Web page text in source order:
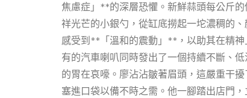
焦慮症」**的深層恐懼。新鮮蒜頭每公斤
祥光芒的小銀勺，從缸底撈起一坨濃稠的
感受到**「溫和的震動」**，以助其在精
有的汽車喇叭同時發出了一個持續不斷、
的胃在哀嚎。廖沾沾皺著眉頭，這嚴重干
塞進口袋以備不時之需。他一腳踏出店門